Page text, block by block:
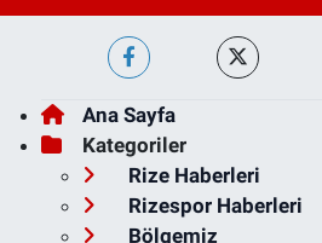
Ana Sayfa
Kategoriler
Rize Haberleri
Rizespor Haberleri
Bölgemiz